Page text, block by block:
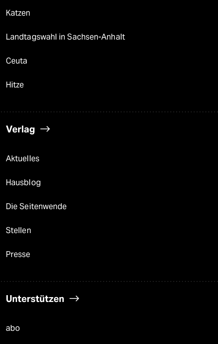
Katzen
Landtagswahl in Sachsen-Anhalt
Ceuta
Hitze
Verlag
Aktuelles
Hausblog
Die Seitenwende
Stellen
Presse
Unterstützen
abo